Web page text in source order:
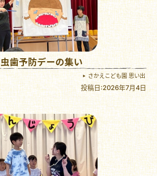
虫歯予防デーの集い
さかえこども園 思い出
投稿日:2026年7月4日